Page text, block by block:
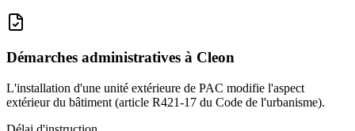
Démarches administratives à Cleon
L'installation d'une unité extérieure de PAC modifie l'aspect
extérieur du bâtiment (article R421-17 du Code de l'urbanisme).